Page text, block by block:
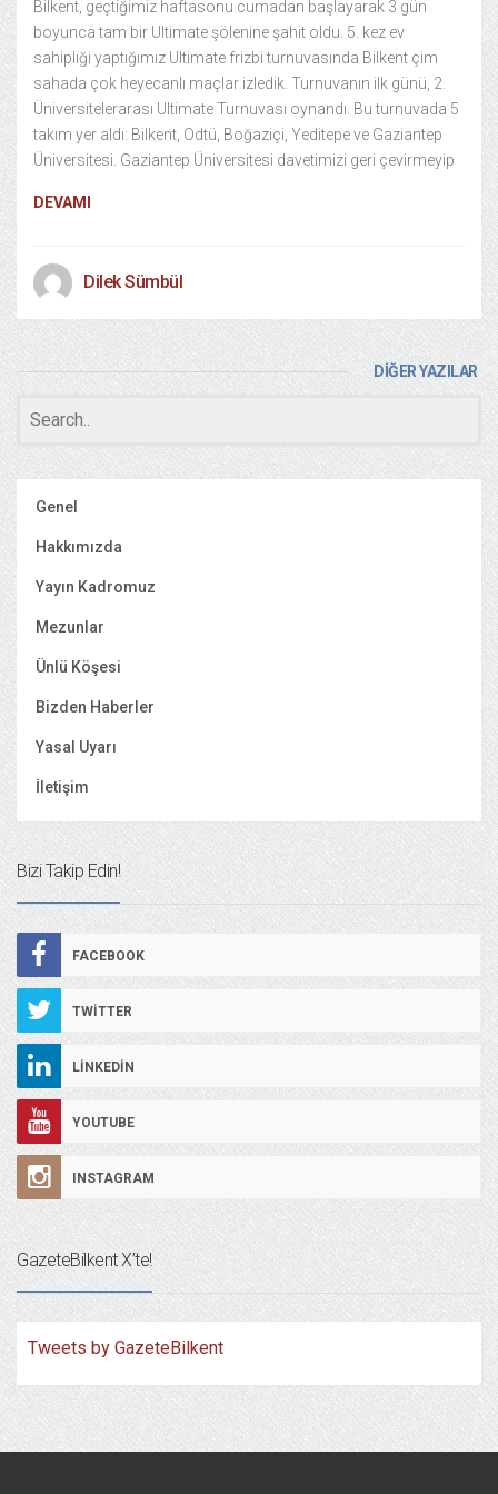
Bilkent, geçtiğimiz haftasonu cumadan başlayarak 3 gün
boyunca tam bir Ultimate şölenine şahit oldu. 5. kez ev
sahipliği yaptığımız Ultimate frizbi turnuvasında Bilkent çim
sahada çok heyecanlı maçlar izledik. Turnuvanın ilk günü, 2.
Üniversitelerarası Ultimate Turnuvası oynandı. Bu turnuvada 5
takım yer aldı: Bilkent, Odtü, Boğaziçi, Yeditepe ve Gaziantep
Üniversitesi. Gaziantep Üniversitesi davetimizi geri çevirmeyip
DEVAMI
Dilek Sümbül
DİĞER YAZILAR
Genel
Hakkımızda
Yayın Kadromuz
Mezunlar
Ünlü Köşesi
Bizden Haberler
Yasal Uyarı
İletişim
Bizi Takip Edin!
FACEBOOK
TWITTER
LINKEDIN
YOUTUBE
INSTAGRAM
GazeteBilkent X’te!
Tweets by GazeteBilkent